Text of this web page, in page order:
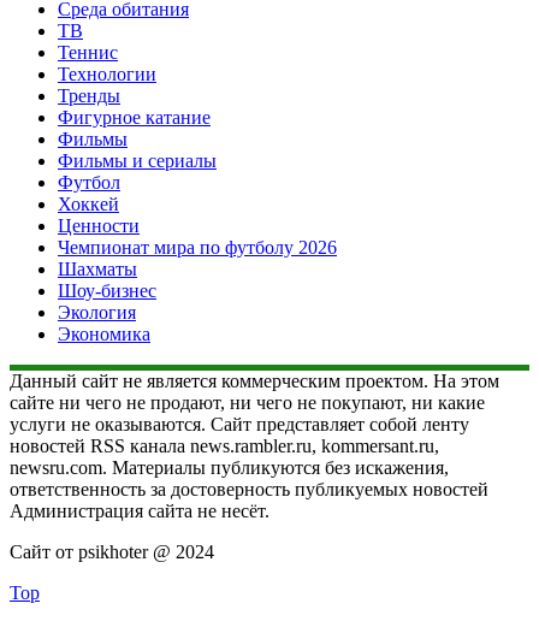
Среда обитания
ТВ
Теннис
Технологии
Тренды
Фигурное катание
Фильмы
Фильмы и сериалы
Футбол
Хоккей
Ценности
Чемпионат мира по футболу 2026
Шахматы
Шоу-бизнес
Экология
Экономика
Данный сайт не является коммерческим проектом. На этом
сайте ни чего не продают, ни чего не покупают, ни какие
услуги не оказываются. Сайт представляет собой ленту
новостей RSS канала news.rambler.ru, kommersant.ru,
newsru.com. Материалы публикуются без искажения,
ответственность за достоверность публикуемых новостей
Администрация сайта не несёт.
Сайт от psikhoter @ 2024
Top